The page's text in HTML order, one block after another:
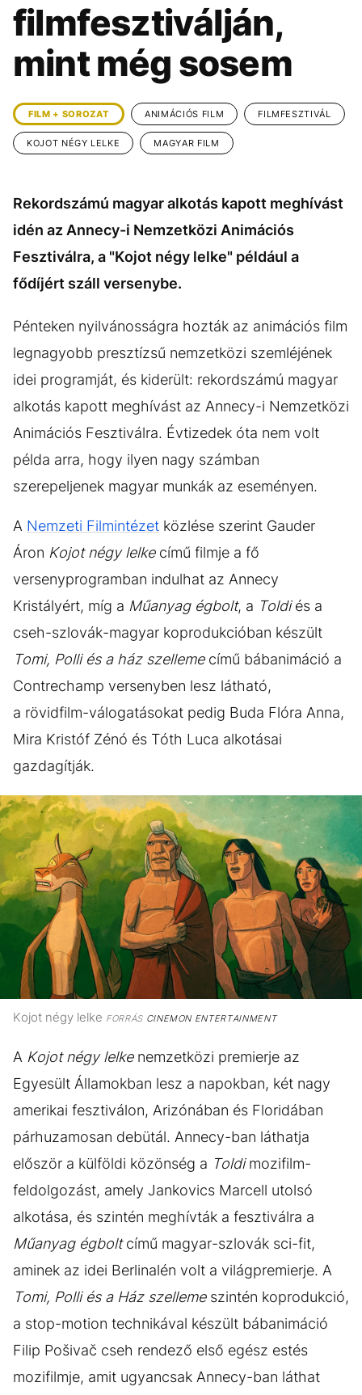
KÖZÉLET UTAZÁS
ÉLETMÓD DESIGN
BESZÉLGETÉSEK ARCOK
VIDEÓ TÖRTÉNETEK
GASZTRO
filmfesztiválján,
mint még sosem
FILM + SOROZAT ANIMÁCIÓS FILM FILMFESZTIVÁL
KOJOT NÉGY LELKE MAGYAR FILM
Rekordszámú magyar alkotás kapott meghívást
idén az Annecy-i Nemzetközi Animációs
Fesztiválra, a "Kojot négy lelke" például a
fődíjért száll versenybe.
Pénteken nyilvánosságra hozták az animációs film
legnagyobb presztízsű nemzetközi szemléjének
idei programját, és kiderült: rekordszámú magyar
alkotás kapott meghívást az Annecy-i Nemzetközi
Animációs Fesztiválra. Évtizedek óta nem volt
példa arra, hogy ilyen nagy számban
szerepeljenek magyar munkák az eseményen.
A Nemzeti Filmintézet közlése szerint Gauder
Áron Kojot négy lelkecímű filmje a fő
versenyprogramban indulhat az Annecy
Kristályért, míg a Műanyag égbolt, a Toldiés a
cseh-szlovák-magyar koprodukcióban készült
Tomi, Polli és a ház szellemecímű bábanimáció a
Contrechamp versenyben lesz látható,
a rövidfilm-válogatásokat pedig Buda Flóra Anna,
Mira Kristóf Zénó és Tóth Luca alkotásai
gazdagítják.
Kojot négy lelke FORRÁSCINEMON ENTERTAINMENT
A Kojot négy lelkenemzetközi premierje az
Egyesült Államokban lesz a napokban, két nagy
amerikai fesztiválon, Arizónában és Floridában
párhuzamosan debütál. Annecy-ban láthatja
először a külföldi közönség a Toldimozifilm-
feldolgozást, amely Jankovics Marcell utolsó
alkotása, és szintén meghívták a fesztiválra a
Műanyag égboltcímű magyar-szlovák sci-fit,
aminek az idei Berlinalén volt a világpremierje. A
Tomi, Polli és a Ház szellemeszintén koprodukció,
a stop-motion technikával készült bábanimáció
Filip Pošivač cseh rendező első egész estés
mozifilmje, amit ugyancsak Annecy-ban láthat